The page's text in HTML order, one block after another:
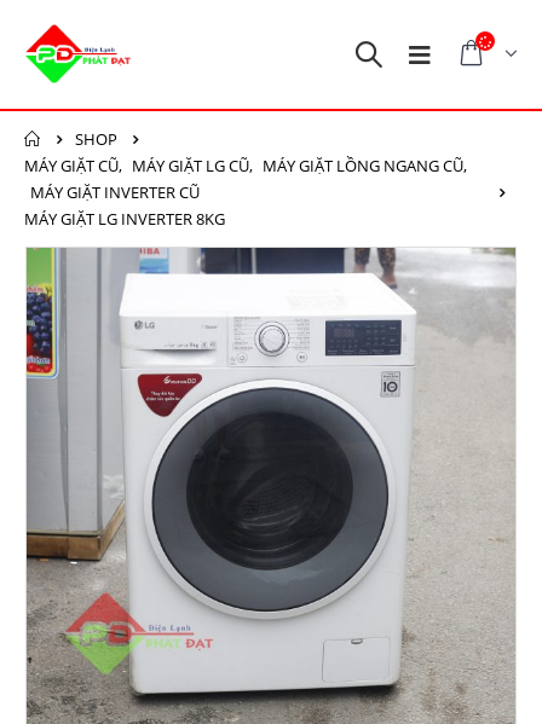
SHOP
MÁY GIẶT CŨ, MÁY GIẶT LG CŨ, MÁY GIẶT LỒNG NGANG CŨ,
MÁY GIẶT INVERTER CŨ
MÁY GIẶT LG INVERTER 8KG